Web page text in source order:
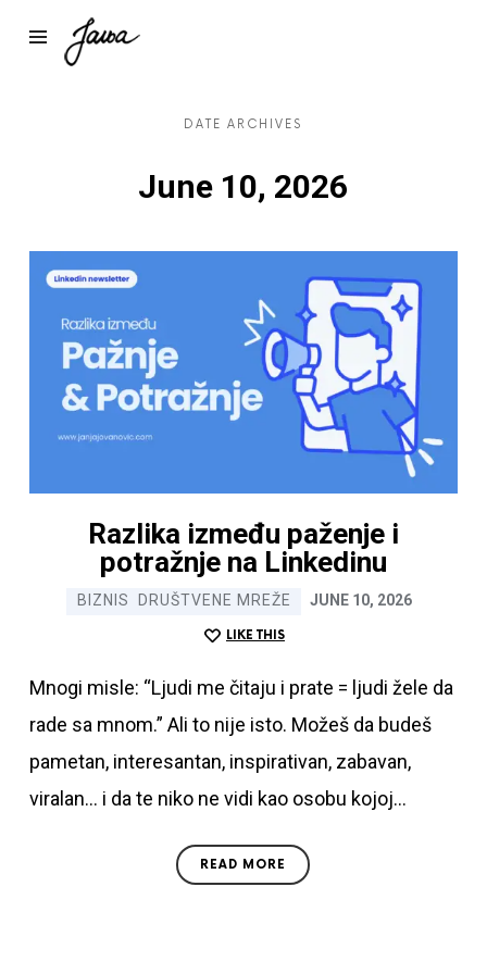
Janja
DATE ARCHIVES
June 10, 2026
Razlika između paženje i
potražnje na Linkedinu
BIZNIS DRUŠTVENE MREŽE JUNE 10, 2026
LIKE THIS
Mnogi misle: “Ljudi me čitaju i prate = ljudi žele
da rade sa mnom.” Ali to nije isto. Možeš da
budeš pametan, interesantan, inspirativan,
zabavan, viralan… i da te niko ne vidi kao osobu
Preuzmi dokument
grešaka na Linkedinu
Ime i prezime
SUBMIT
newsletter gde nastavljate da dobijate korisne
informacije o Linkedinu